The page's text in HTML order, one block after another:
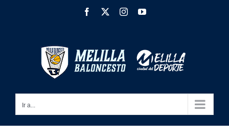
Facebook InstagramYouTube
Ir a...